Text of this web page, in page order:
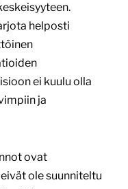
helposti
ei kuulu olla
ja
ovat
ole suunniteltu